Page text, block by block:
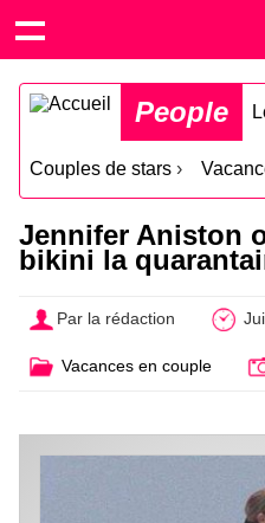
People
Couples de stars ›
Jennifer Aniston
bikini la
Par la rédaction
Vacances en couple